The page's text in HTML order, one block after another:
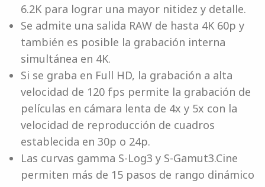
6.2K para lograr una mayor nitidez y detalle.
Se admite una salida RAW de hasta 4K 60p y
también es posible la grabación interna
simultánea en 4K.
Si se graba en Full HD, la grabación a alta
velocidad de 120 fps permite la grabación de
películas en cámara lenta de 4x y 5x con la
velocidad de reproducción de cuadros
establecida en 30p o 24p.
Las curvas gamma S-Log3 y S-Gamut3.Cine
permiten más de 15 pasos de rango dinámico